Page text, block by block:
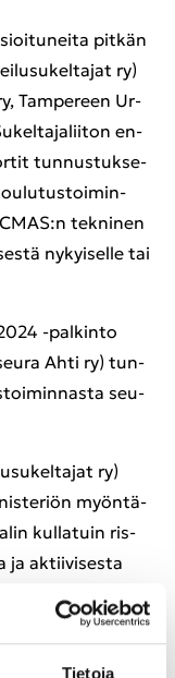
Tie­to­ja
pit­kän
ry)
Tam­pe­reen Ur­
en­
tun­nus­tuk­se­
tek­ni­nen
ny­kyi­sel­le tai
-​palkinto
Ahti ry) tun­
seu­
ry)
myön­tä­
kul­la­tuin ris­
ja ak­tii­vi­ses­ta
ry) vas­taa­